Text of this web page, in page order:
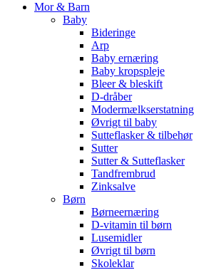
Mor & Barn
Baby
Bideringe
Arp
Baby ernæring
Baby kropspleje
Bleer & bleskift
D-dråber
Modermælkserstatning
Øvrigt til baby
Sutteflasker & tilbehør
Sutter
Sutter & Sutteflasker
Tandfrembrud
Zinksalve
Børn
Børneernæring
D-vitamin til børn
Lusemidler
Øvrigt til børn
Skoleklar